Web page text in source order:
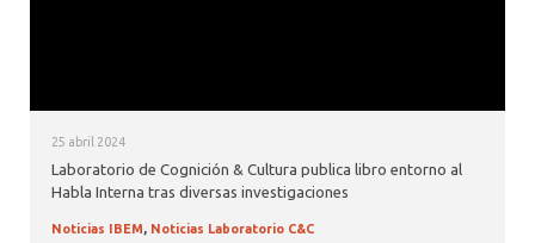
25 abril 2024
Laboratorio de Cognición & Cultura publica libro entorno al
Habla Interna tras diversas investigaciones
Noticias IBEM, Noticias Laboratorio C&C